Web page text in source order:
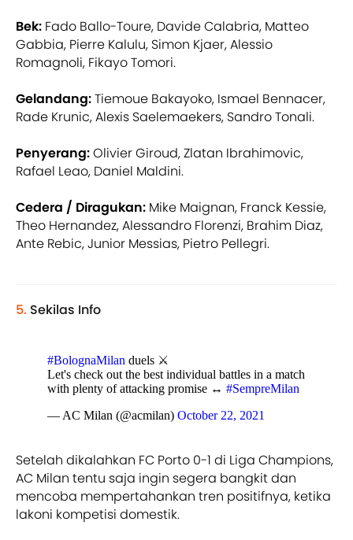
Bek: Fado Ballo-Toure, Davide Calabria, Matteo
Gabbia, Pierre Kalulu, Simon Kjaer, Alessio
Romagnoli, Fikayo Tomori.
Gelandang:Tiemoue Bakayoko, Ismael Bennacer,
Rade Krunic, Alexis Saelemaekers, Sandro Tonali.
Penyerang:Olivier Giroud, Zlatan Ibrahimovic,
Rafael Leao, Daniel Maldini.
Cedera / Diragukan: Mike Maignan, Franck Kessie,
Theo Hernandez, Alessandro Florenzi, Brahim Diaz,
Ante Rebic, Junior Messias, Pietro Pellegri.
5. Sekilas Info
#BolognaMilan duels ⚔️
Let's check out the best individual battles in a match
with plenty of attacking promise ↔️ #SempreMilan
— AC Milan (@acmilan) October 22, 2021
Setelah dikalahkan FC Porto 0-1 di Liga Champions,
AC Milan tentu saja ingin segera bangkit dan
mencoba mempertahankan tren positifnya, ketika
lakoni kompetisi domestik.